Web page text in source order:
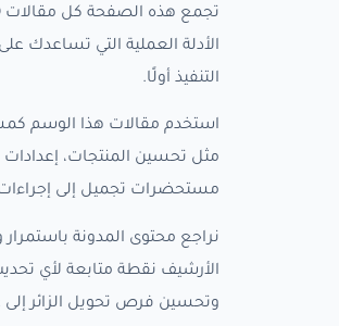
التنفيذ أولًا.
استخدم مقالات هذا الوسم
مثل تحسين المنتجات، إعدادات
مستحضرات تجميل إلى
نراجع محتوى المدونة
الأرشيف نقطة متابعة لأي
وتحسين فرص تحويل الزائر